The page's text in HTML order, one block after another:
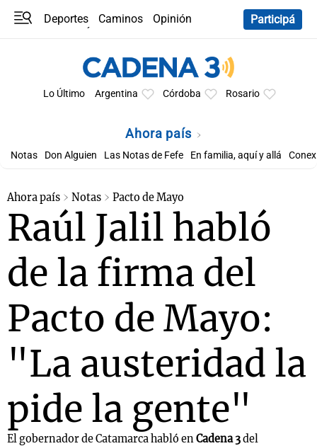
Deportes Caminos
Opinión
Participá
Lo Último Argentina Córdoba Rosario
Ahora país
Notas Don Alguien Las Notas de Fefe En familia, aquí y allá
Ahora país Notas Pacto de Mayo
Raúl Jalil habló
de la firma del
Pacto de Mayo:
"La austeridad la
pide la gente"
El gobernador de Catamarca habló enCadena 3del